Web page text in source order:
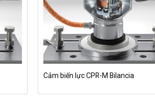
Cảm biến lực CPR-M Bilancia